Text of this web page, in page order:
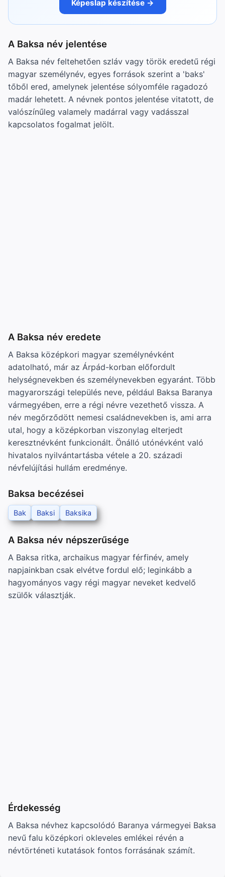
Képeslap készítése →
A Baksa név jelentése
A Baksa név feltehetően szláv vagy török eredetű régi
magyar személynév, egyes források szerint a 'baks'
tőből ered, amelynek jelentése sólyomféle ragadozó
madár lehetett. A névnek pontos jelentése vitatott, de
valószínűleg valamely madárral vagy vadásszal
kapcsolatos fogalmat jelölt.
A Baksa név eredete
A Baksa középkori magyar személynévként
adatolható, már az Árpád-korban előfordult
helységnevekben és személynevekben egyaránt. Több
magyarországi település neve, például Baksa Baranya
vármegyében, erre a régi névre vezethető vissza. A
név megőrződött nemesi családnevekben is, ami arra
utal, hogy a középkorban viszonylag elterjedt
keresztnévként funkcionált. Önálló utónévként való
hivatalos nyilvántartásba vétele a 20. századi
névfelújítási hullám eredménye.
Baksa becézései
Bak Baksi Baksika
A Baksa név népszerűsége
A Baksa ritka, archaikus magyar férfinév, amely
napjainkban csak elvétve fordul elő; leginkább a
hagyományos vagy régi magyar neveket kedvelő
szülők választják.
Érdekesség
A Baksa névhez kapcsolódó Baranya vármegyei Baksa
nevű falu középkori okleveles emlékei révén a
névtörténeti kutatások fontos forrásának számít.